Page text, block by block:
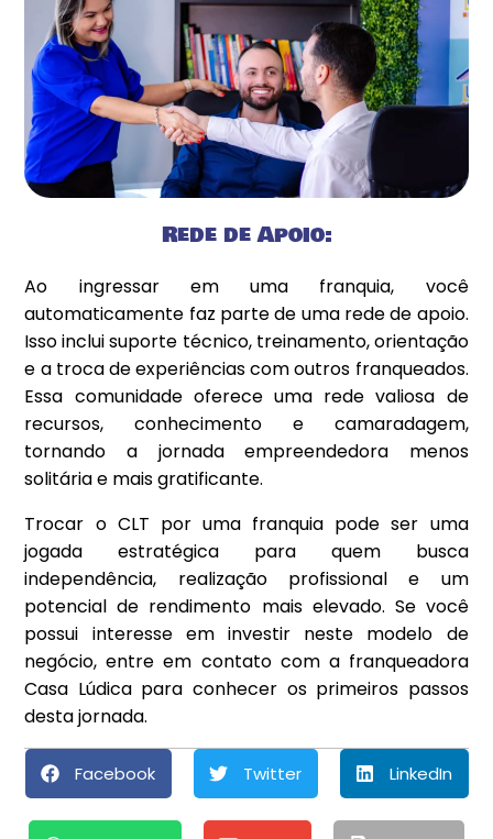
Rede de Apoio:
Ao ingressar em uma franquia, você
automaticamente faz parte de uma rede de apoio.
Isso inclui suporte técnico, treinamento, orientação
e a troca de experiências com outros franqueados.
Essa comunidade oferece uma rede valiosa de
recursos, conhecimento e camaradagem,
tornando a jornada empreendedora menos
solitária e mais gratificante.
Trocar o CLT por uma franquia pode ser uma
jogada estratégica para quem busca
independência, realização profissional e um
potencial de rendimento mais elevado. Se você
possui interesse em investir neste modelo de
negócio, entre em contato com a franqueadora
Casa Lúdica para conhecer os primeiros passos
desta jornada.
Facebook Twitter LinkedIn